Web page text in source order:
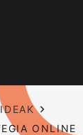
ONLINE